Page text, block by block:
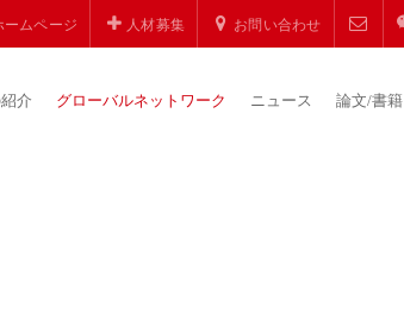
ームページ 人材募集 お問い合わせ
介 グローバルネットワーク ニュース 論文/書籍